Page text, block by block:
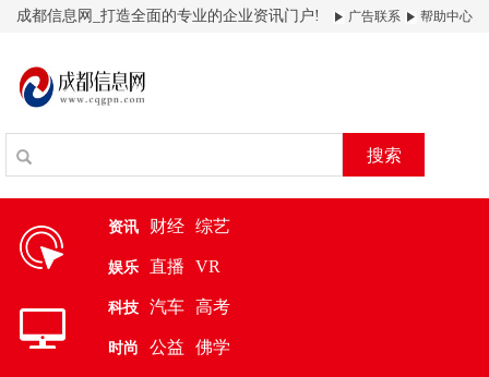
成都信息网_打造全面的专业的企业资讯门户! 广告联系 帮助中心
搜索
资讯 财经 综艺
娱乐 直播 VR
科技 汽车 高考
时尚 公益 佛学